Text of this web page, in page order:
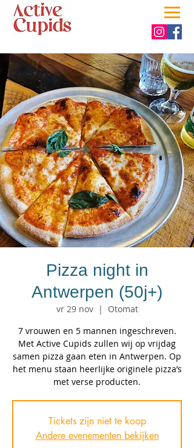
Pizza night in
Antwerpen (50j+)
vr 29 nov
  |
Otomat
7 vrouwen en 5 mannen ingeschreven.
Met Active Cupids zullen wij op vrijdag
samen pizza gaan eten in Antwerpen. Op
het menu staan heerlijke originele pizza’s
met verse producten.
Tickets zijn niet te koop
Andere evenementen bekijken